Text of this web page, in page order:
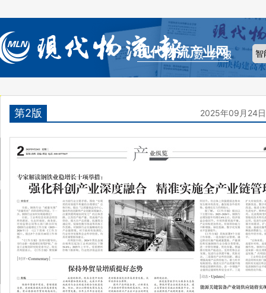
现代物流产业网
第2版 2025年09月24